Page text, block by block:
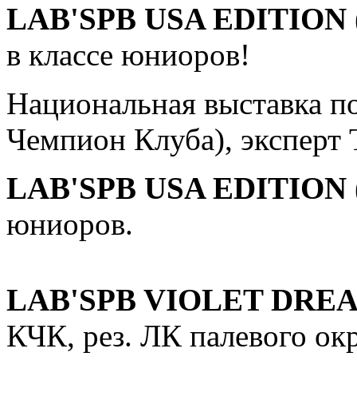
LAB'SPB USA EDITION
в классе юниоров!
Национальная выставка
Чемпион Клуба), эксперт
LAB'SPB USA EDITION
юниоров.
LAB'SPB VIOLET
КЧК, рез. ЛК палевого